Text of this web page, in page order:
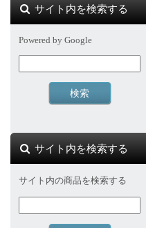
サイト内を検索する
Powered by Google
サイト内を検索する
サイト内の商品を検索する